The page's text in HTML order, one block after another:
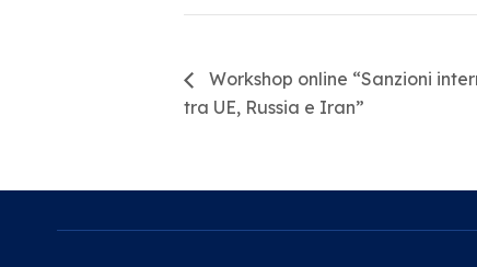
Workshop online “Sanzioni
tra UE, Russia e Iran”